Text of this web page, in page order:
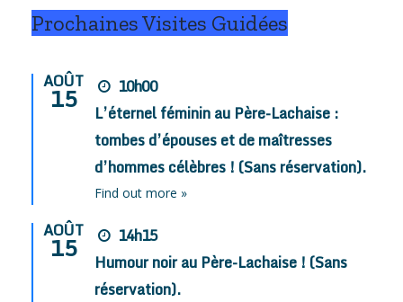
Prochaines Visites Guidées
AOÛT
15
10h00
L’éternel féminin au Père-Lachaise :
tombes d’épouses et de maîtresses
d’hommes célèbres ! (Sans réservation).
Find out more »
AOÛT
15
14h15
Humour noir au Père-Lachaise ! (Sans
réservation).